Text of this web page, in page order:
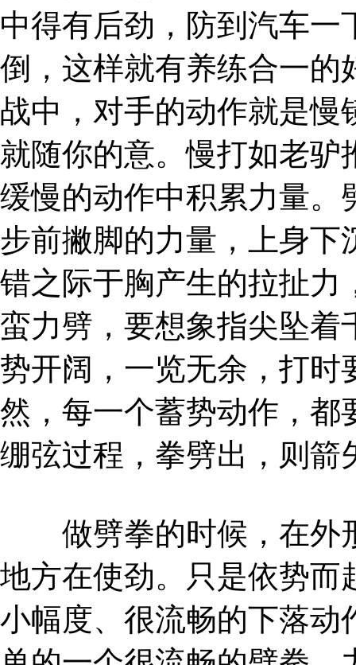
中得有后劲，防到汽车
倒，这样就有养练合一的
战中，对手的动作就是慢
就随你的意。慢打如老驴
缓慢的动作中积累力量。
步前撇脚的力量，上身下
错之际于胸产生的拉扯力
蛮力劈，要想象指尖坠着
势开阔，一览无余，打时
然，每一个蓄势动作，都
绷弦过程，拳劈出，则箭
做劈拳的时候，在外
地方在使劲。只是依势而
小幅度、很流畅的下落动